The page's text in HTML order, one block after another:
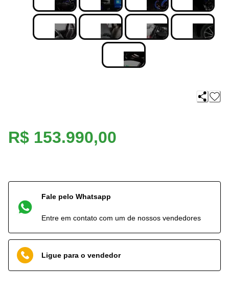
R$ 153.990,00
Fale pelo Whatsapp
Entre em contato com um de nossos vendedores
Ligue para o vendedor